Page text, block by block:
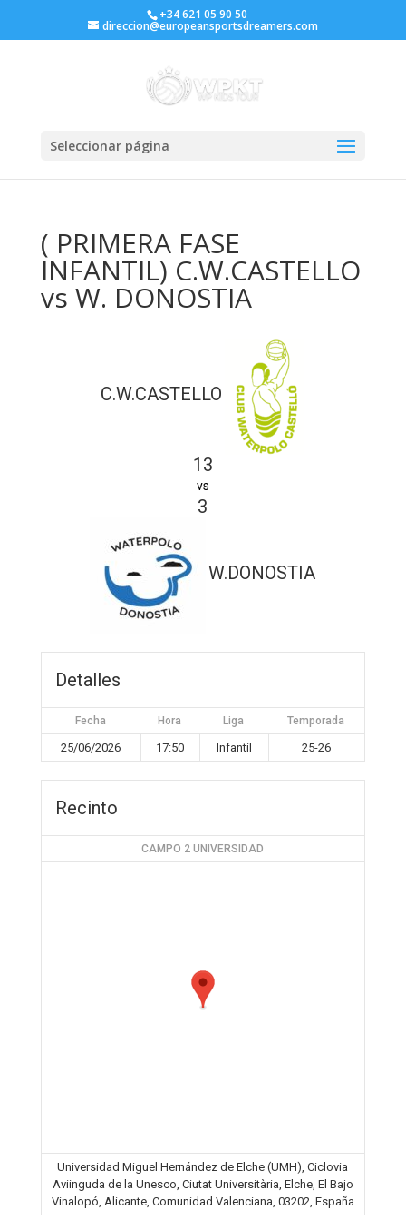
+34 621 05 90 50
direccion@europeansportsdreamers.com
Seleccionar página
( PRIMERA FASE
INFANTIL) C.W.CASTELLO
vs W. DONOSTIA
C.W.CASTELLO
13
vs
3
W.DONOSTIA
Detalles
Fecha Hora Liga Temporada
25/06/2026 17:50 Infantil 25-26
Recinto
CAMPO 2 UNIVERSIDAD
Universidad Miguel Hernández de Elche (UMH), Ciclovia
Aviinguda de la Unesco, Ciutat Universitària, Elche, El Bajo
Vinalopó, Alicante, Comunidad Valenciana, 03202, España